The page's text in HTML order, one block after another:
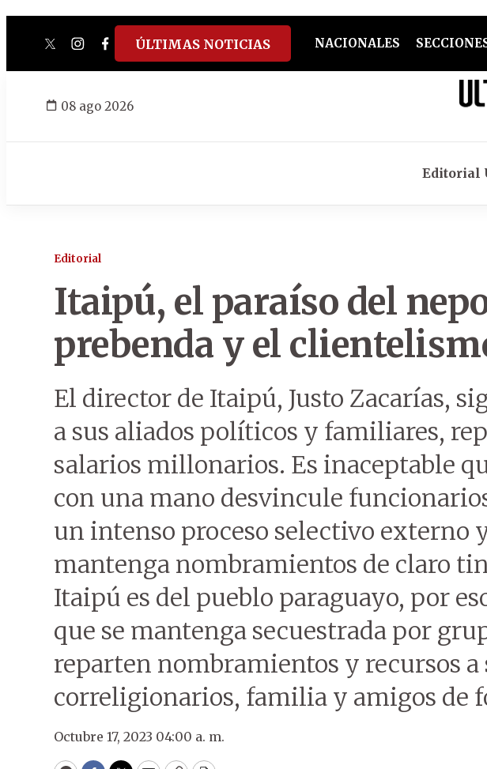
twitterinstagram
facebook
tiktokyoutube
spotify
ÚLTIMAS NOTICIAS NACIONALES
08 ago 2026
Editorial
Editorial
Itaipú, el paraíso del
prebenda y el
El director de Itaipú, Justo Zacarías,
a sus aliados políticos y familiares,
salarios millonarios. Es inaceptable
con una mano desvincule
un intenso proceso selectivo externo
mantenga nombramientos de claro
Itaipú es del pueblo paraguayo, por
que se mantenga secuestrada por
reparten nombramientos y recursos a
correligionarios, familia y amigos de
Octubre 17, 2023 04:00 a. m.